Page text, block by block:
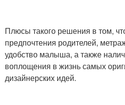
Плюсы такого решения в том,
предпочтения родителей,
удобство малыша, а также
воплощения в жизнь самых
дизайнерских идей.